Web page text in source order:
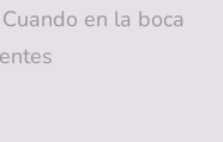
en la boca